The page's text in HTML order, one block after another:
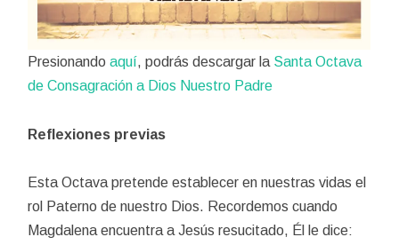
Presionandoaquí, podrás descargar la Santa Octava
de Consagración a Dios Nuestro Padre
Reflexiones previas
Esta Octava pretende establecer en nuestras vidas el
rol Paterno de nuestro Dios. Recordemos cuando
Magdalena encuentra a Jesús resucitado, Él le dice: